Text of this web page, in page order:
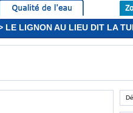
LIGNON AU LIEU DIT LA